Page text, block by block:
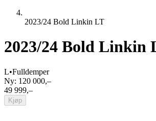
2023/24 Bold Linkin LT
2023/24 Bold Linkin
L•Fulldemper
Ny: 120 000,–
49 999,–
Kjøp